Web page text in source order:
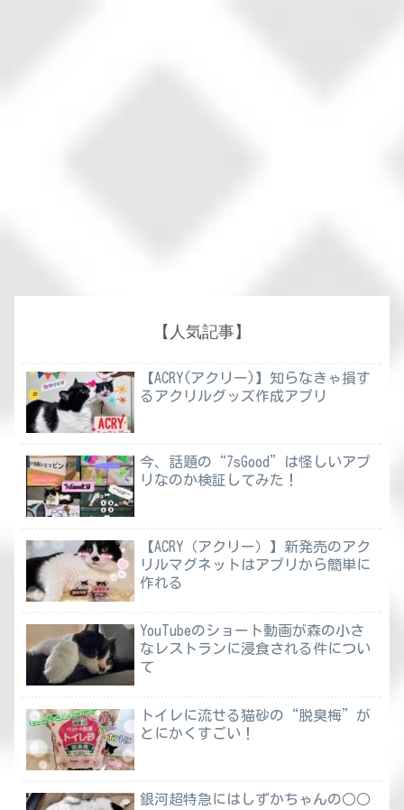
【人気記事】
【ACRY(アクリー)】知らなきゃ損す
るアクリルグッズ作成アプリ
今、話題の“7sGood”は怪しいアプ
リなのか検証してみた！
【ACRY（アクリー）】新発売のアク
リルマグネットはアプリから簡単に
作れる
YouTubeのショート動画が森の小さ
なレストランに浸食される件につい
て
トイレに流せる猫砂の“脱臭梅”が
とにかくすごい！
銀河超特急にはしずかちゃんの○○